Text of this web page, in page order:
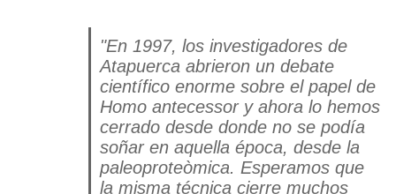
"En 1997, los investigadores de
Atapuerca abrieron un debate
científico enorme sobre el papel de
Homo antecessory ahora lo hemos
cerrado desde donde no se podía
soñar en aquella época, desde la
paleoproteòmica. Esperamos que
la misma técnica cierre muchos